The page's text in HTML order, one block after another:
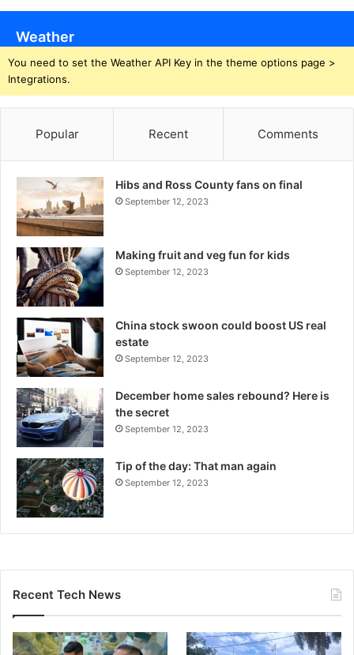
Weather
You need to set the Weather API Key in the theme options page >
Integrations.
Popular Recent Comments
Hibs and Ross County fans on final
September 12, 2023
Making fruit and veg fun for kids
September 12, 2023
China stock swoon could boost US real
estate
September 12, 2023
December home sales rebound? Here is
the secret
September 12, 2023
Tip of the day: That man again
September 12, 2023
Recent Tech News